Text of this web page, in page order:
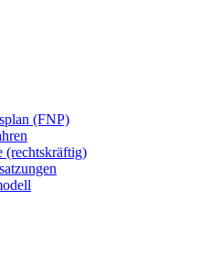
(FNP)
(rechtskräftig)